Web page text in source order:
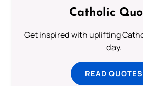
Catholic
Get inspired with uplifting
day.
READ QUOTES